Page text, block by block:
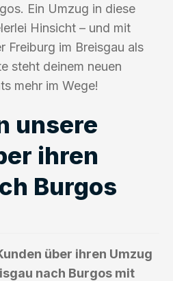
Ein Umzug in diese
Hinsicht – und mit
Freiburg im Breisgau als
steht deinem neuen
mehr im Wege!
unsere
ihren
Burgos
über ihren Umzug
nach Burgos mit